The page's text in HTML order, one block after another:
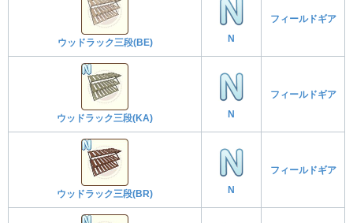
ウッドラック三段(BE) N
フィールドギア
ウッドラック三段(KA) N
フィールドギア
ウッドラック三段(BR) N
フィールドギア